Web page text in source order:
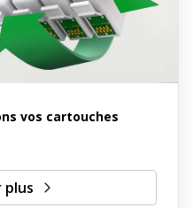
vos cartouches
plus